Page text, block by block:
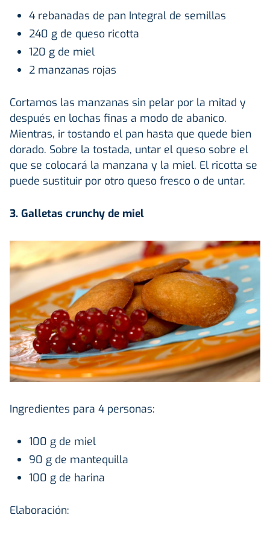
4 rebanadas de pan Integral de semillas
240 g de queso ricotta
120 g de miel
2 manzanas rojas
Cortamos las manzanas sin pelar por la mitad y
después en lochas finas a modo de abanico.
Mientras, ir tostando el pan hasta que quede bien
dorado. Sobre la tostada, untar el queso sobre el
que se colocará la manzana y la miel. El ricotta se
puede sustituir por otro queso fresco o de untar.
3. Galletas crunchy de miel
Ingredientes para 4 personas:
100 g de miel
90 g de mantequilla
100 g de harina
Elaboración: